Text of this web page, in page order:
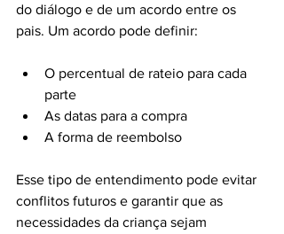
do diálogo e de um acordo entre os
pais. Um acordo pode definir:
O percentual de rateio para cada
parte
As datas para a compra
A forma de reembolso
Esse tipo de entendimento pode evitar
conflitos futuros e garantir que as
necessidades da criança sejam